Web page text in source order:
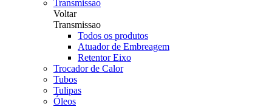
Transmissao
Voltar
Transmissao
Todos os produtos
Atuador de Embreagem
Retentor Eixo
Trocador de Calor
Tubos
Tulipas
Óleos